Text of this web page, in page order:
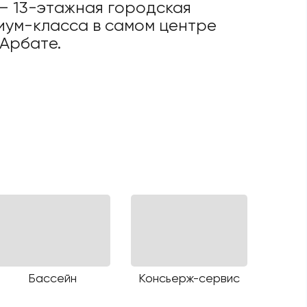
13-этажная городская
класса в самом центре
Бассейн Консьерж-сервис